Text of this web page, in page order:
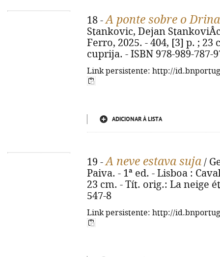
18 -A ponte sobre o Drina
Stankovic, Dejan
Ferro, 2025. - 404, [3] p. ;
cuprija. - ISBN 978-989-787-
Link persistente: http://
ADICIONAR À LISTA
19 -A neve estava suja /
Paiva. - 1ª ed. - Lisboa :
23 cm. - Tít. orig.: La neige
547-8
Link persistente: http://